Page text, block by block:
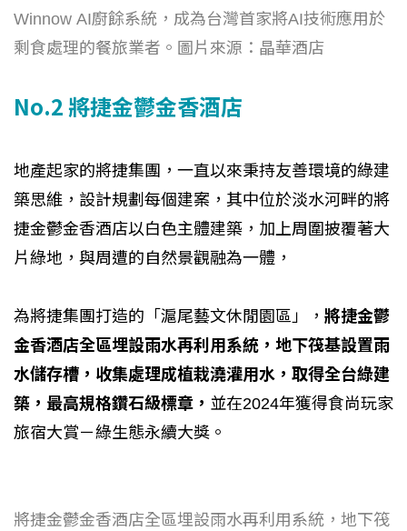
Winnow AI廚餘系統，成為台灣首家將AI技術應用於
剩食處理的餐旅業者。圖片來源：晶華酒店
No.2 將捷金鬱金香酒店
地產起家的將捷集團，一直以來秉持友善環境的綠建
築思維，設計規劃每個建案，其中位於淡水河畔的將
捷金鬱金香酒店以白色主體建築，加上周圍披覆著大
片綠地，與周遭的自然景觀融為一體，
為將捷集團打造的「滬尾藝文休閒園區」， 將捷金鬱
金香酒店全區埋設雨水再利用系統，地下筏基設置雨
水儲存槽，收集處理成植栽澆灌用水，取得全台綠建
築，最高規格鑽石級標章， 並在2024年獲得食尚玩家
旅宿大賞－綠生態永續大獎。
將捷金鬱金香酒店全區埋設雨水再利用系統，地下筏